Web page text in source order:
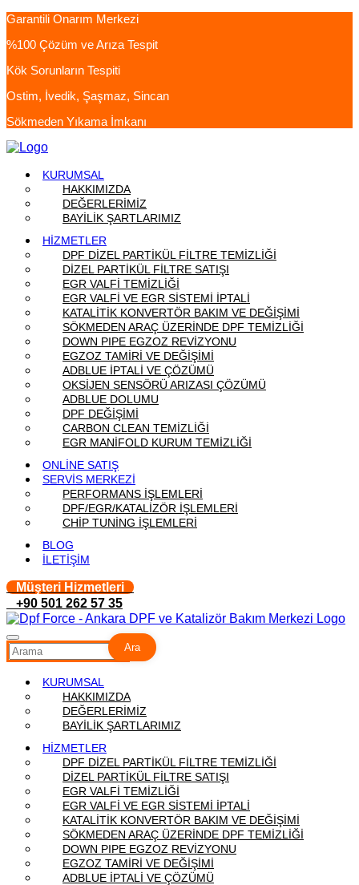
Garantili Onarım Merkezi
%100 Çözüm ve Arıza Tespit
Kök Sorunların Tespiti
Ostim, İvedik, Şaşmaz, Sincan
Sökmeden Yıkama İmkanı
KURUMSAL
HAKKIMIZDA
DEĞERLERİMİZ
BAYİLİK ŞARTLARIMIZ
HİZMETLER
DPF DİZEL PARTİKÜL FİLTRE TEMİZLİĞİ
DİZEL PARTİKÜL FİLTRE SATIŞI
EGR VALFİ TEMİZLİĞİ
EGR VALFİ VE EGR SİSTEMİ İPTALİ
KATALİTİK KONVERTÖR BAKIM VE DEĞİŞİMİ
SÖKMEDEN ARAÇ ÜZERİNDE DPF TEMİZLİĞİ
DOWN PIPE EGZOZ REVİZYONU
EGZOZ TAMİRİ VE DEĞİŞİMİ
ADBLUE İPTALİ VE ÇÖZÜMÜ
OKSİJEN SENSÖRÜ ARIZASI ÇÖZÜMÜ
ADBLUE DOLUMU
DPF DEĞİŞİMİ
CARBON CLEAN TEMİZLİĞİ
EGR MANİFOLD KURUM TEMİZLİĞİ
ONLİNE SATIŞ
SERVİS MERKEZİ
PERFORMANS İŞLEMLERİ
DPF/EGR/KATALİZÖR İŞLEMLERİ
CHİP TUNİNG İŞLEMLERİ
BLOG
İLETİŞİM
Müşteri Hizmetleri
+90 501 262 57 35
Ara
KURUMSAL
HAKKIMIZDA
DEĞERLERİMİZ
BAYİLİK ŞARTLARIMIZ
HİZMETLER
DPF DİZEL PARTİKÜL FİLTRE TEMİZLİĞİ
DİZEL PARTİKÜL FİLTRE SATIŞI
EGR VALFİ TEMİZLİĞİ
EGR VALFİ VE EGR SİSTEMİ İPTALİ
KATALİTİK KONVERTÖR BAKIM VE DEĞİŞİMİ
SÖKMEDEN ARAÇ ÜZERİNDE DPF TEMİZLİĞİ
DOWN PIPE EGZOZ REVİZYONU
EGZOZ TAMİRİ VE DEĞİŞİMİ
ADBLUE İPTALİ VE ÇÖZÜMÜ